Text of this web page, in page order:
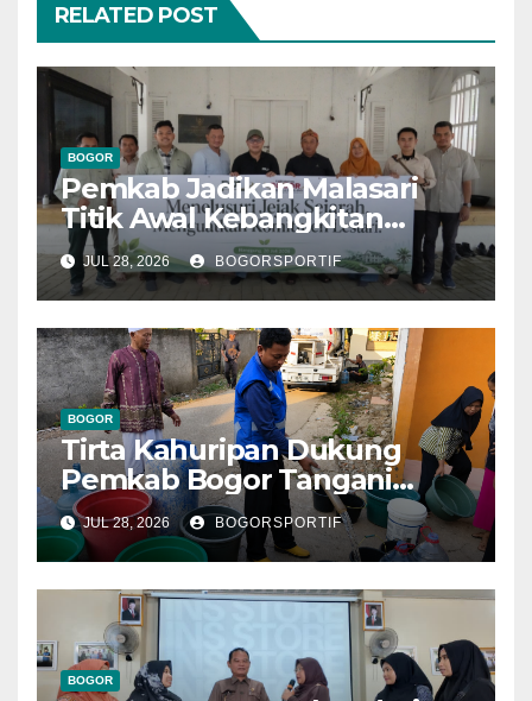
RELATED POST
BOGOR
Pemkab Jadikan Malasari
Titik Awal Kebangkitan
Bogor, PPLI Perkuat
Komitmen Lestarikan Alam
dan Warisan Sejarah
JUL 28, 2026 BOGORSPORTIF
BOGOR
Tirta Kahuripan Dukung
Pemkab Bogor Tangani
Dampak Kemarau
JUL 28, 2026 BOGORSPORTIF
BOGOR